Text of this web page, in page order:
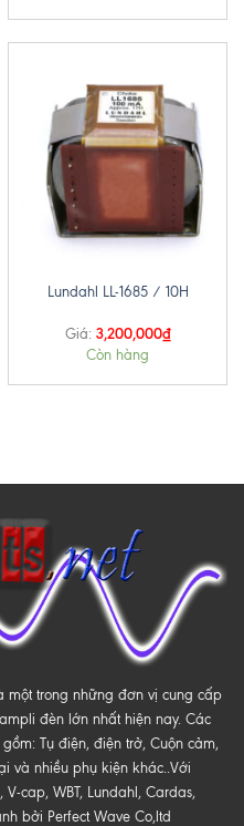
Lundahl LL-1685 / 10H
Giá: 3,200,000₫
Còn hàng
một trong những đơn vị cung cấp
đèn lớn nhất hiện nay. Các
Tụ điện, điện trở, Cuộn cảm,
và nhiều phụ kiện khác..Với
cap, WBT, Lundahl, Cardas,
bởi Perfect Wave Co,ltd